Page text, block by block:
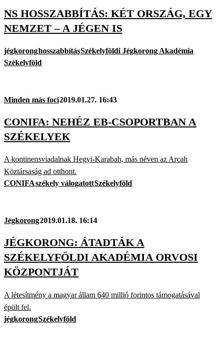
NS HOSSZABBÍTÁS: KÉT ORSZÁG, EGY
NEMZET – A JÉGEN IS
jégkoronghosszabbításSzékelyföldi Jégkorong Akadémia
Székelyföld
Minden más foci2019.01.27. 16:43
CONIFA: NEHÉZ EB-CSOPORTBAN A
SZÉKELYEK
A kontinensviadalnak Hegyi-Karabah, más néven az Arcah
Köztársaság ad otthont.
CONIFAszékely válogatottSzékelyföld
Jégkorong2019.01.18. 16:14
JÉGKORONG: ÁTADTÁK A
SZÉKELYFÖLDI AKADÉMIA ORVOSI
KÖZPONTJÁT
A létesítmény a magyar állam 640 millió forintos támogatásával
épült fel.
jégkorongSzékelyföld